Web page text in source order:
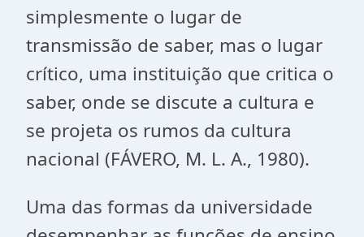
simplesmente o lugar de
transmissão de saber, mas o lugar
crítico, uma instituição que critica o
saber, onde se discute a cultura e
se projeta os rumos da cultura
nacional (FÁVERO, M. L. A., 1980).
Uma das formas da universidade